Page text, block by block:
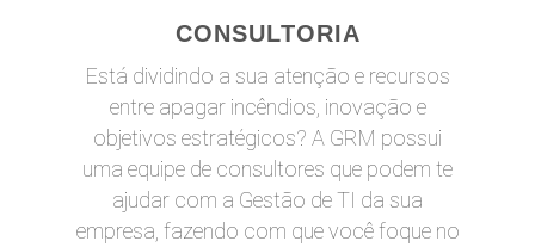
CONSULTORIA
Está dividindo a sua atenção e recursos
entre apagar incêndios, inovação e
objetivos estratégicos? A GRM possui
uma equipe de consultores que podem te
ajudar com a Gestão de TI da sua
empresa, fazendo com que você foque no